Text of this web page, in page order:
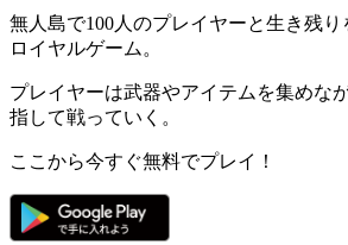
無人島で100人のプレイヤーと生き残り
ロイヤルゲーム。
プレイヤーは武器やアイテムを集めなが
指して戦っていく。
ここから今すぐ無料でプレイ！